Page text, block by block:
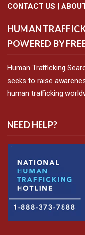
CONTACT US |
HUMAN
POWERED BY
Human Trafficking
seeks to raise
human trafficking
NEED HELP?